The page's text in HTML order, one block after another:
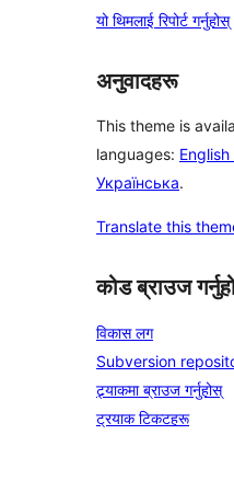
यो थिमलाई रिपोर्ट गर्नुहोस्
अनुवादहरू
This theme is
languages: English
Українська.
Translate this
कोड ब्राउज
विकास लग
Subversion
ट्र्याकमा ब्राउज गर्नुहोस्
ट्रयाक टिकटहरू